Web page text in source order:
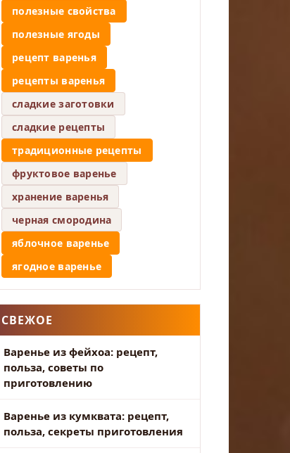
полезные свойства
полезные ягоды
рецепт варенья
рецепты варенья
сладкие заготовки
сладкие рецепты
традиционные рецепты
фруктовое варенье
хранение варенья
черная смородина
яблочное варенье
ягодное варенье
СВЕЖОЕ
Варенье из фейхоа: рецепт,
польза, советы по
приготовлению
Варенье из кумквата: рецепт,
польза, секреты приготовления